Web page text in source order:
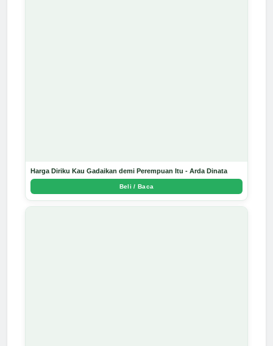
Harga Diriku Kau Gadaikan demi Perempuan Itu - Arda Dinata
Beli / Baca